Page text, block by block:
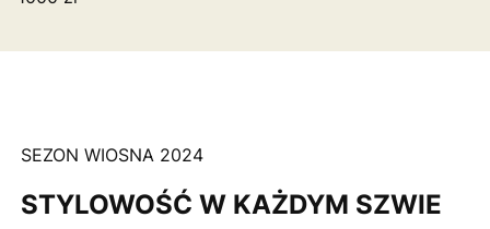
SEZON WIOSNA 2024
STYLOWOŚĆ W KAŻDYM SZWIE